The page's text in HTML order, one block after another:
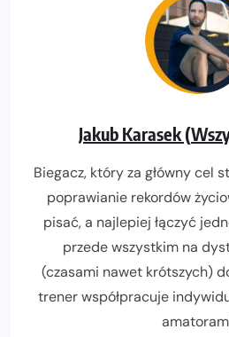
Jakub Karasek
Biegacz, który za główny cel
poprawianie rekordów
pisać, a najlepiej łączyć
przede wszystkim na
(czasami nawet krótszych)
trener współpracuje